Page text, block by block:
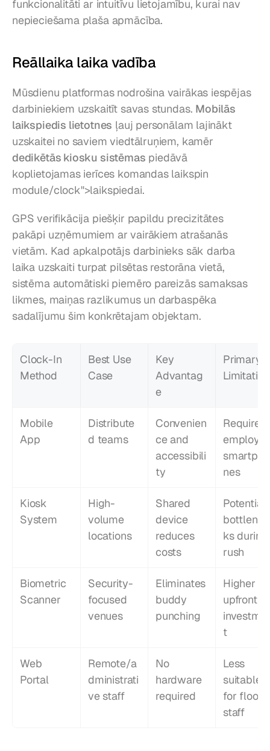
funkcionalitāti ar intuitīvu lietojamību, kurai nav
nepieciešama plaša apmācība.
Reāllaika laika vadība
Mūsdienu platformas nodrošina vairākas iespējas
darbiniekiem uzskaitīt savas stundas. Mobilās
laikspiedis lietotnes ļauj personālam lajinākt
dedikētās kiosku sistēmas piedāvā
koplietojamas ierīces komandas laikspin
module/clock">laikspiedai.
GPS verifikācija piešķir papildu precizitātes
pakāpi uzņēmumiem ar vairākiem atrašanās
vietām. Kad apkalpotājs darbinieks sāk darba
laika uzskaiti turpat pilsētas restorāna vietā,
sistēma automātiski piemēro pareizās samaksas
likmes, maiņas razlikumus un darbaspēka
sadalījumu šim konkrētajam objektam.
Clock-In
Method
Best Use
Case
Key
Advantag
e
Primary
Limitation
Mobile
App
Distribute
d teams
Convenien
ce and
accessibili
ty
Requires
smartpho
nes
Kiosk
System
High-
volume
locations
Shared
device
reduces
costs
Potential
bottlenec
ks during
rush
Biometric
Scanner
Security-
focused
venues
Eliminates
buddy
punching
Higher
upfront
t
Web
Portal
Remote/a
dministrati
ve staff
No
hardware
required
Less
suitable
for floor
staff